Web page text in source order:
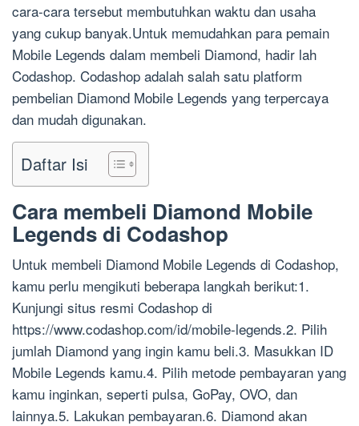
cara-cara tersebut membutuhkan waktu dan usaha
yang cukup banyak.Untuk memudahkan para pemain
Mobile Legends dalam membeli Diamond, hadir lah
Codashop. Codashop adalah salah satu platform
pembelian Diamond Mobile Legends yang terpercaya
dan mudah digunakan.
Daftar Isi
Cara membeli Diamond Mobile
Legends di Codashop
Untuk membeli Diamond Mobile Legends di Codashop,
kamu perlu mengikuti beberapa langkah berikut:1.
Kunjungi situs resmi Codashop di
https://www.codashop.com/id/mobile-legends.2. Pilih
jumlah Diamond yang ingin kamu beli.3. Masukkan ID
Mobile Legends kamu.4. Pilih metode pembayaran yang
kamu inginkan, seperti pulsa, GoPay, OVO, dan
lainnya.5. Lakukan pembayaran.6. Diamond akan